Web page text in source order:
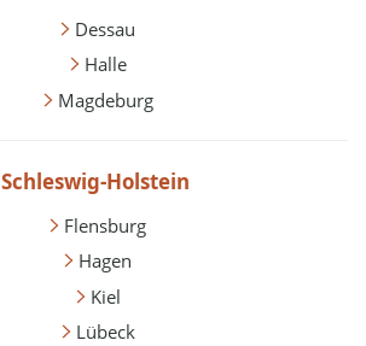
Dessau
Halle
Magdeburg
Schleswig-Holstein
Flensburg
Hagen
Kiel
Lübeck